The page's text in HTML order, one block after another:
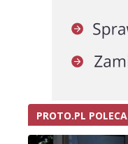
PROTO.PL POLECA